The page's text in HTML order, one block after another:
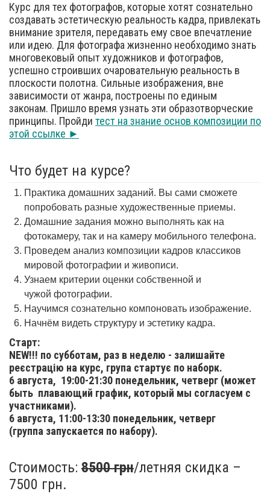
Курс для тех фотографов, которые хотят сознательно
создавать эстетическую реальность кадра, привлекать
внимание зрителя, передавать ему свое впечатление
или идею. Для фотографа жизненно необходимо знать
многовековый опыт художников и фотографов,
успешно строивших очаровательную реальность в
плоскости полотна. Сильные изображения, вне
зависимости от жанра, построены по единым
законам. Пришло время узнать эти образотворческие
принципы. Пройди тест на знание основ композиции по
этой ссылке ►
Что будет на курсе?
Практика домашних заданий. Вы сами сможете
попробовать разные художественные приемы.
Домашние задания можно выполнять как на
фотокамеру, так и на камеру мобильного телефона.
Проведем анализ композиции кадров классиков
мировой фотографии и живописи.
Узнаем критерии оценки собственной и
чужой фотографии.
Научимся сознательно компоновать изображение.
Начнём видеть структуру и эстетику кадра.
Старт:
NEW!!! по субботам, раз в неделю - залишайте
реєстрацію на курс, група стартує по наборк.
6 августа, 19:00-21:30 понедельник, четверг (может
быть плавающий график, который мы согласуем с
участниками).
6 августа, 11:00-13:30 понедельник, четверг
(группа запускается по набору).
Стоимость: 8500 грн/летняя скидка –
7500 грн.